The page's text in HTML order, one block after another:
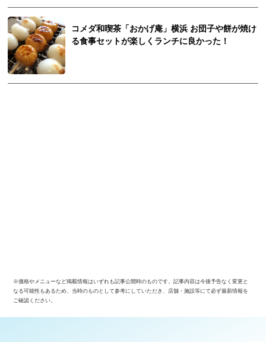
コメダ和喫茶「おかげ庵」横浜 お団子や餅が焼け
る食事セットが楽しくランチに良かった！
※価格やメニューなど掲載情報はいずれも記事公開時のものです。記事内容は今後予告なく変更と
なる可能性もあるため、当時のものとして参考にしていただき、店舗・施設等にて必ず最新情報を
ご確認ください。